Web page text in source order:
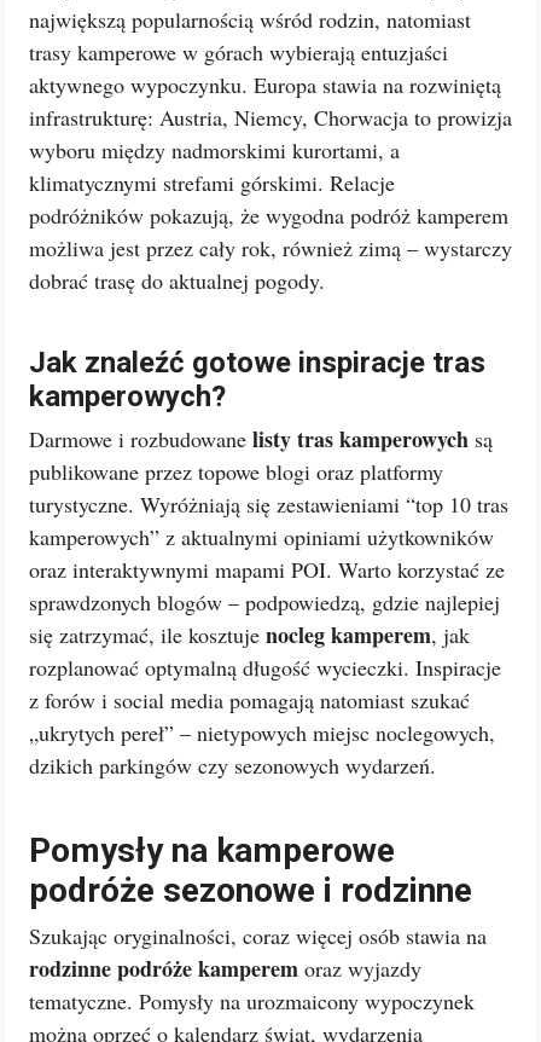
największą popularnością wśród rodzin, natomiast
trasy kamperowe w górach wybierają entuzjaści
aktywnego wypoczynku. Europa stawia na rozwiniętą
infrastrukturę: Austria, Niemcy, Chorwacja to prowizja
wyboru między nadmorskimi kurortami, a
klimatycznymi strefami górskimi. Relacje
podróżników pokazują, że wygodna podróż kamperem
możliwa jest przez cały rok, również zimą – wystarczy
dobrać trasę do aktualnej pogody.
Jak znaleźć gotowe inspiracje tras
kamperowych?
Darmowe i rozbudowane listy tras kamperowych są
publikowane przez topowe blogi oraz platformy
turystyczne. Wyróżniają się zestawieniami “top 10 tras
kamperowych” z aktualnymi opiniami użytkowników
oraz interaktywnymi mapami POI. Warto korzystać ze
sprawdzonych blogów – podpowiedzą, gdzie najlepiej
się zatrzymać, ile kosztuje nocleg kamperem, jak
rozplanować optymalną długość wycieczki. Inspiracje
z forów i social media pomagają natomiast szukać
„ukrytych pereł” – nietypowych miejsc noclegowych,
dzikich parkingów czy sezonowych wydarzeń.
Pomysły na kamperowe
podróże sezonowe i rodzinne
Szukając oryginalności, coraz więcej osób stawia na
rodzinne podróże kamperem oraz wyjazdy
tematyczne. Pomysły na urozmaicony wypoczynek
można oprzeć o kalendarz świąt, wydarzenia